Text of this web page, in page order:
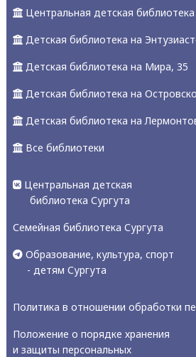
Центральная детская
Детская библиотека на
Детская библиотека на Мира, 35
Детская библиотека на
Детская библиотека на
Все библиотеки
Центральная детская
библиотека Сургута
Семейная библиотека Сургута
Образование, культура, спорт
- детям Сургута
Политика в отношении обработки
Положение о порядке хранения
и защиты персональных